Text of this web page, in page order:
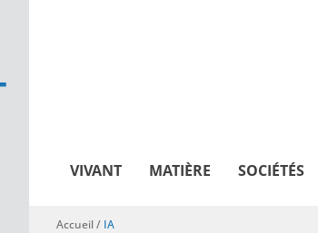
VIVANT MATIÈRE SOCIÉTÉS
Vous êtes ici
Accueil/ IA